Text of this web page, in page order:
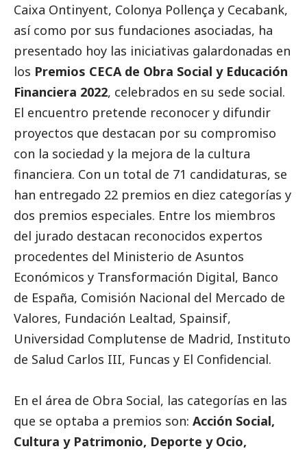
Caixa Ontinyent, Colonya Pollença y Cecabank,
así como por sus fundaciones asociadas, ha
presentado hoy las iniciativas galardonadas en
los Premios CECA de Obra Social y Educación
Financiera 2022, celebrados en su sede social.
El encuentro pretende reconocer y difundir
proyectos que destacan por su compromiso
con la sociedad y la mejora de la cultura
financiera. Con un total de 71 candidaturas, se
han entregado 22 premios en diez categorías y
dos premios especiales. Entre los miembros
del jurado destacan reconocidos expertos
procedentes del Ministerio de Asuntos
Económicos y Transformación Digital, Banco
de España, Comisión Nacional del Mercado de
Valores, Fundación Lealtad, Spainsif,
Universidad Complutense de Madrid, Instituto
de Salud Carlos III, Funcas y El Confidencial.
En el área de Obra Social, las categorías en las
que se optaba a premios son: Acción Social,
Cultura y Patrimonio, Deporte y Ocio,